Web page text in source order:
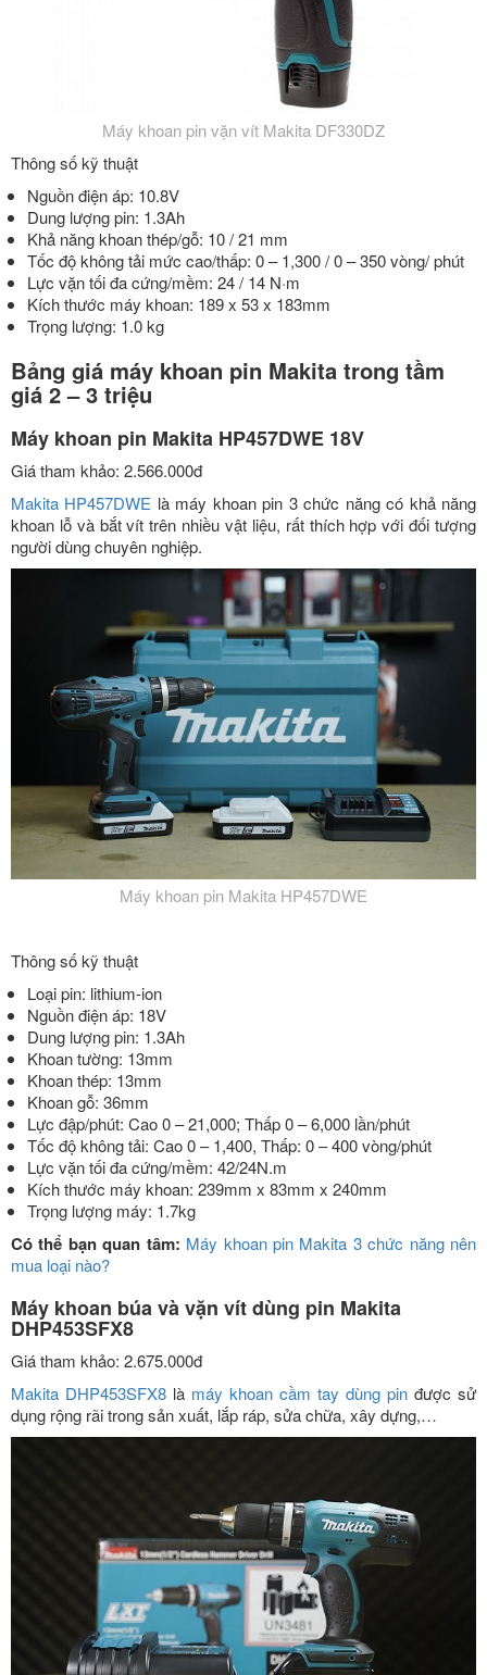
Máy khoan pin vặn vít Makita DF330DZ
Thông số kỹ thuật
Nguồn điện áp: 10.8V
Dung lượng pin: 1.3Ah
Khả năng khoan thép/gỗ: 10 / 21 mm
Tốc độ không tải mức cao/thấp: 0 – 1,300 / 0 – 350 vòng/ phút
Lực vặn tối đa cứng/mềm: 24 / 14 N·m
Kích thước máy khoan: 189 x 53 x 183mm
Trọng lượng: 1.0 kg
Bảng giá máy khoan pin Makita trong tầm
giá 2 – 3 triệu
Máy khoan pin Makita HP457DWE 18V
Giá tham khảo: 2.566.000đ
Makita HP457DWE là máy khoan pin 3 chức năng có khả năng
khoan lỗ và bắt vít trên nhiều vật liệu, rất thích hợp với đối tượng
người dùng chuyên nghiệp.
Máy khoan pin Makita HP457DWE
Thông số kỹ thuật
Loại pin: lithium-ion
Nguồn điện áp: 18V
Dung lượng pin: 1.3Ah
Khoan tường: 13mm
Khoan thép: 13mm
Khoan gỗ: 36mm
Lực đập/phút: Cao 0 – 21,000; Thấp 0 – 6,000 lần/phút
Tốc độ không tải: Cao 0 – 1,400, Thấp: 0 – 400 vòng/phút
Lực vặn tối đa cứng/mềm: 42/24N.m
Kích thước máy khoan: 239mm x 83mm x 240mm
Trọng lượng máy: 1.7kg
Có thể bạn quan tâm: Máy khoan pin Makita 3 chức năng nên
mua loại nào?
Máy khoan búa và vặn vít dùng pin Makita
DHP453SFX8
Giá tham khảo: 2.675.000đ
Makita DHP453SFX8 là máy khoan cầm tay dùng pin được sử
dụng rộng rãi trong sản xuất, lắp ráp, sửa chữa, xây dựng,…